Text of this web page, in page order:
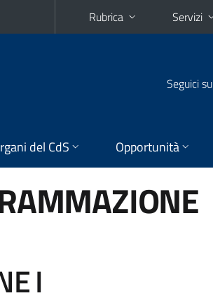
Rubrica Servizi
Seguici su
del CdS Opportunità
I